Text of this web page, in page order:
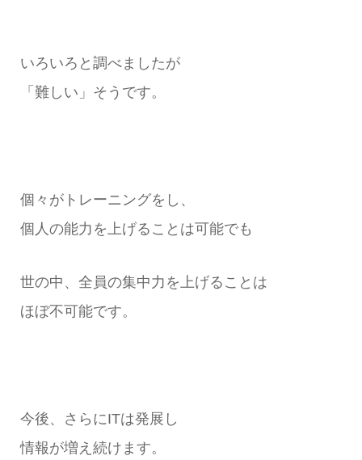
いろいろと調べましたが
「難しい」そうです。
個々がトレーニングをし、
個人の能力を上げることは可能でも
世の中、全員の集中力を上げることは
ほぼ不可能です。
今後、さらにITは発展し
情報が増え続けます。